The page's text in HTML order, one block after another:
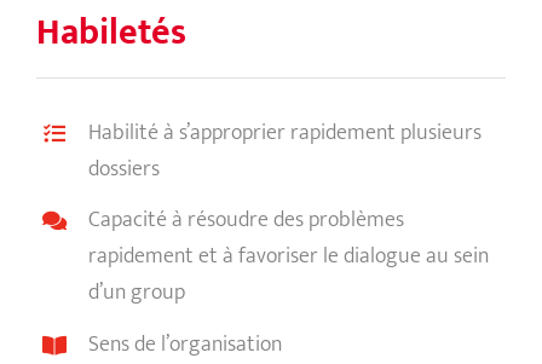
Habiletés
Habilité à s’approprier rapidement plusieurs
dossiers
Capacité à résoudre des problèmes
rapidement et à favoriser le dialogue au sein
d’un group
Sens de l’organisation